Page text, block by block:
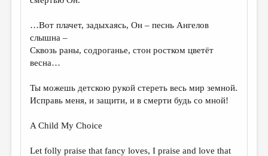
ОТ РЕДАКЦИИ
МАЛАЯ ПРОЗА
ЭССЕИСТИКА
ЛИТЕРАТУРОВЕДЕНИЕ
КУЛЬТУРОВЕДЕНИЕ
ПУБЛИЦИСТИКА
РЕЦЕНЗИРОВАНИЕ
…Вот плачет, задыхаясь, Он – песнь Ангелов
слышна –
Сквозь раны, содроганье, стон ростком цветёт
весна…
Ты можешь детскою рукой стереть весь мир земной.
Исправь меня, и защити, и в смерти будь со мной!
A Child My Choice
Let folly praise that fancy loves, I praise and love that